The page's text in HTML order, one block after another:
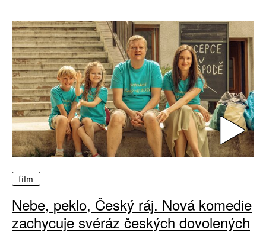
film
Nebe, peklo, Český ráj. Nová komedie
zachycuje svéráz českých dovolených